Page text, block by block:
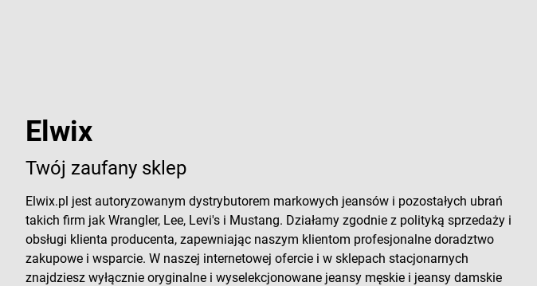
Elwix
Twój zaufany sklep
Elwix.pl jest autoryzowanym dystrybutorem markowych jeansów i pozostałych ubrań
takich firm jak Wrangler, Lee, Levi's i Mustang. Działamy zgodnie z polityką sprzedaży i
obsługi klienta producenta, zapewniając naszym klientom profesjonalne doradztwo
zakupowe i wsparcie. W naszej internetowej ofercie i w sklepach stacjonarnych
znajdziesz wyłącznie oryginalne i wyselekcjonowane jeansy męskie i jeansy damskie